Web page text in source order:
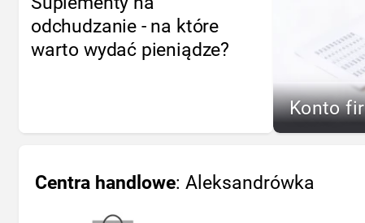
odchudzanie - na które
warto wydać pieniądze?
Konto
Centra handlowe: Aleksandrówka